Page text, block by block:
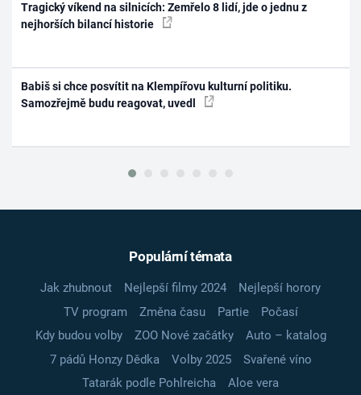
Tragický víkend na silnicích: Zemřelo 8 lidí, jde o jednu z
nejhorších bilancí historie
Babiš si chce posvítit na Klempířovu kulturní politiku.
Samozřejmě budu reagovat, uvedl
Populární témata
Jak zhubnout Nejlepší filmy 2024
Nejlepší horory
TV program
Změna času Partie
Počasí
Kdy budou volby
ZOO Nové začátky
Auto – katalog
7 pádů Honzy Dědka
Volby 2025
Svařené víno
Tatarák podle Pohlreicha
Aloe vera